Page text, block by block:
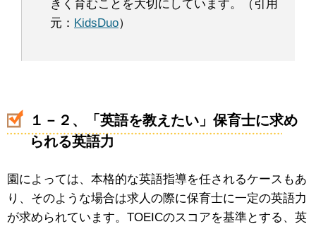
きく育むことを大切にしています。（引用
元： KidsDuo）
１－２、「英語を教えたい」保育士に求め
られる英語力
園によっては、本格的な英語指導を任されるケースもあ
り、そのような場合は求人の際に保育士に一定の英語力
が求められています。TOEICのスコアを基準とする、英